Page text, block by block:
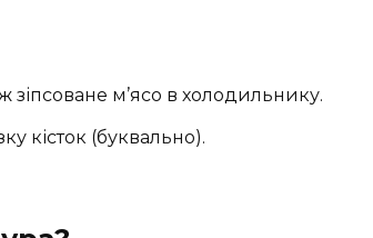
зіпсоване м’ясо в холодильнику.
кісток (буквально).